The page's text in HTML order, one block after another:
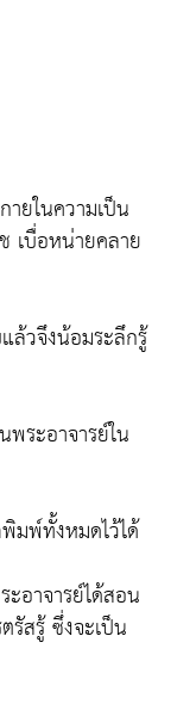
ยในความเป็น
เบื่อหน่ายคลาย
วจึงน้อมระลึกรู้
ระอาจารย์ใน
มพ์ทั้งหมดไว้ได้
อาจารย์ได้สอน
รัสรู้ ซึ่งจะเป็น